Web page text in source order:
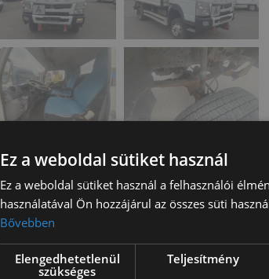
Ez a weboldal sütiket használ
Ez a weboldal sütiket használ a felhasználói
használatával Ön hozzájárul az összes süti
Bővebben
Elengedhetetlenül
szükséges
Teljesítmény